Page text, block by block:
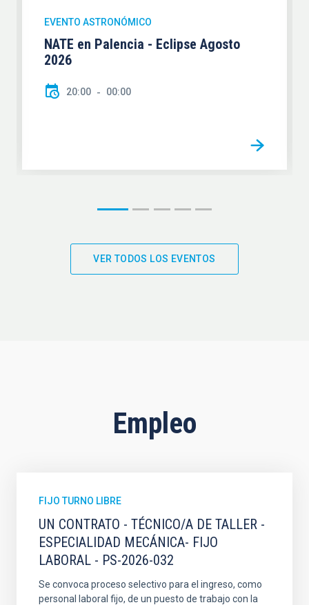
EVENTO ASTRONÓMICO
NATE en Palencia - Eclipse Agosto
2026
20:00 00:00
VER TODOS LOS EVENTOS
Empleo
FIJO TURNO LIBRE
UN CONTRATO - TÉCNICO/A DE TALLER -
ESPECIALIDAD MECÁNICA- FIJO
LABORAL - PS-2026-032
Se convoca proceso selectivo para el ingreso, como
personal laboral fijo, de un puesto de trabajo con la